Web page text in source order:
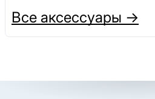
Все аксессуары →